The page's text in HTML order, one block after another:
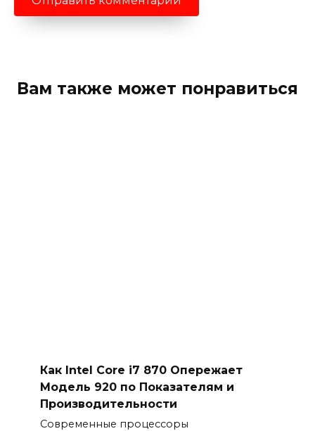
Вам также может понравиться
Как Intel Core i7 870 Опережает
Модель 920 по Показателям и
Производительности
Современные процессоры